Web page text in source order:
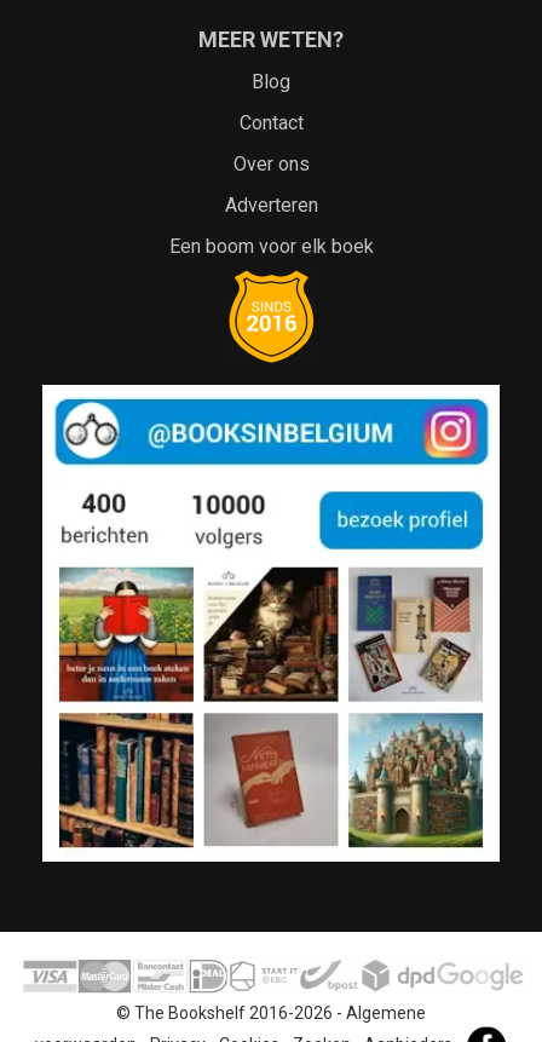
MEER WETEN?
Blog
Contact
Over ons
Adverteren
Een boom voor elk boek
© The Bookshelf 2016-2026 - Algemene